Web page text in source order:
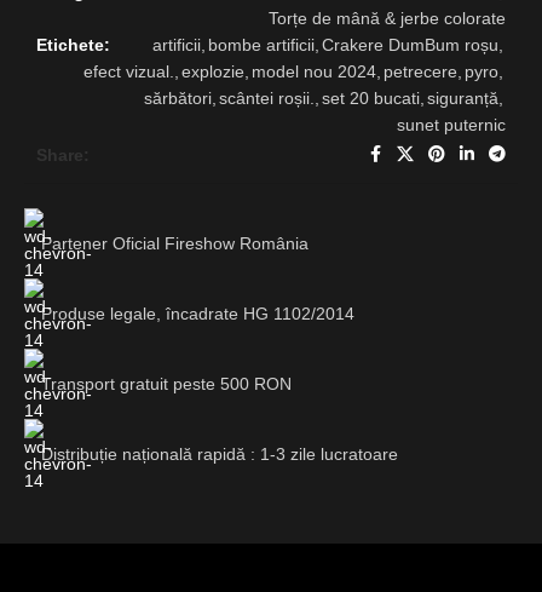
Torțe de mână & jerbe colorate
Etichete:
artificii bombe artificii Crakere DumBum roșu
efect vizual.
explozie model nou 2024 petrecere pyro
sărbători scântei roșii. set 20 bucati siguranță
sunet puternic
Share:
Partener Oficial Fireshow România
Produse legale, încadrate HG 1102/2014
Transport gratuit peste 500 RON
Distribuție națională rapidă : 1-3 zile lucratoare